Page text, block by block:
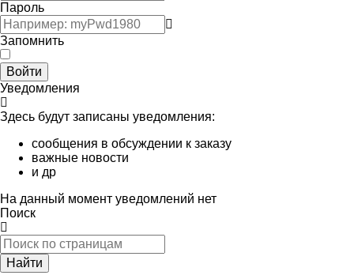
Пароль
Запомнить
Войти
Уведомления
Здесь будут записаны уведомления:
сообщения в обсуждении к заказу
важные новости
и др
На данный момент уведомлений нет
Поиск
Найти